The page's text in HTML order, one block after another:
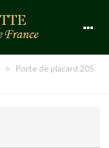
>
Porte de placard 205